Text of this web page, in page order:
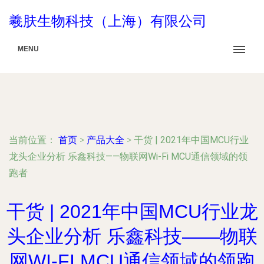
羲肤生物科技（上海）有限公司
MENU
当前位置： 首页 > 产品大全 > 干货 | 2021年中国MCU行业
龙头企业分析 乐鑫科技——物联网Wi-Fi MCU通信领域的领
跑者
干货 | 2021年中国MCU行业龙
头企业分析 乐鑫科技——物联